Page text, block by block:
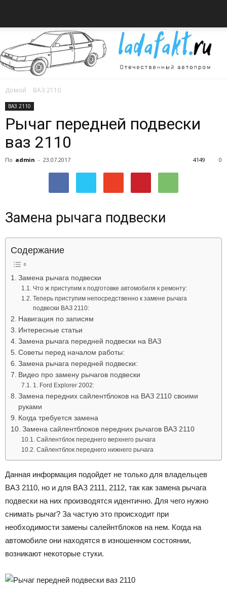
автомобилях
Лада
Домой ВАЗ 2110
ВАЗ 2110
Рычаг передней подвески
ваз 2110
По admin - 23.07.2017 0
4149
Замена рычага подвески
Содержание
Замена рычага подвески
Что ж приступим к подготовке автомобиля к ремонту:
Теперь приступим непосредственно к замене рычага
подвески ВАЗ 2110:
Навигация по записям
Интересные статьи
Замена рычага передней подвески на ВАЗ
Советы перед началом работы:
Замена рычага передней подвески:
Видео про замену рычагов подвески
1. Ford Explorer 2002:
Замена передних сайлентблоков на ВАЗ 2110 своими
руками
Когда требуется замена
Замена сайлентблоков передних рычагов ВАЗ 2110
Сайлентблок переднего верхнего рычага
Сайлентблок переднего нижнего рычага
Данная информация подойдет не только для владельцев
ВАЗ 2110, но и для ВАЗ 2111, 2112, так как замена рычага
подвески на них производятся идентично. Для чего нужно
снимать рычаг? За частую это происходит при
необходимости замены салейнтблоков на нем. Когда на
автомобиле они находятся в изношенном состоянии,
возникают некоторые стуки.